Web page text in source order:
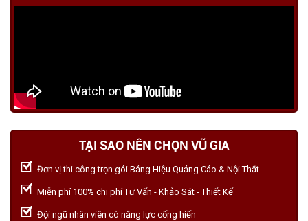
TẠI SAO NÊN CHỌN VŨ GIA
Đơn vị thi công trọn gói Bảng Hiệu Quảng Cáo & Nội Thất
Miễn phí 100% chi phí Tư Vấn - Khảo Sát - Thiết Kế
Đội ngũ nhân viên có năng lực cống hiến